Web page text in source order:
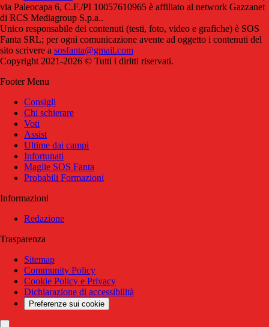
via Paleocapa 6, C.F./PI 10057610965 è affiliato al network Gazzanet
di RCS Mediagroup S.p.a..
Unico responsabile dei contenuti (testi, foto, video e grafiche) è SOS
Fanta SRL; per ogni comunicazione avente ad oggetto i contenuti del
sito scrivere a sosfanta@gmail.com
Copyright 2021-2026 © Tutti i diritti riservati.
Footer Menu
Consigli
Chi schierare
Voti
Assist
Ultime dai campi
Infortunati
Maglie SOS Fanta
Probabili Formazioni
Informazioni
Redazione
Trasparenza
Sitemap
Community Policy
Cookie Policy e Privacy
Dichiarazione di accessibilità
Preferenze sui cookie